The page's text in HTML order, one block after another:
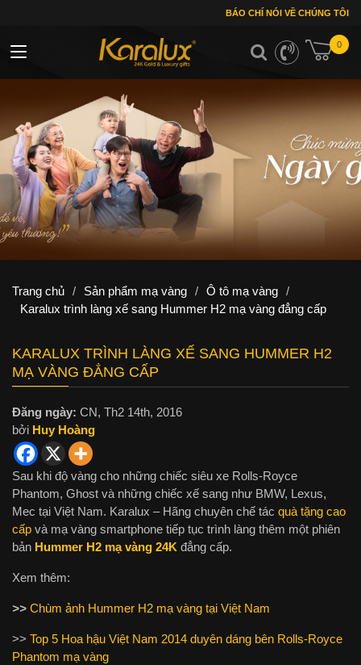
BÁO CHÍ NÓI VỀ CHÚNG TÔI
0
Toggle navigation
Trang chủ / Sản phẩm mạ vàng / Ô tô mạ vàng /
Karalux trình làng xế sang Hummer H2 mạ vàng đẳng cấp
KARALUX TRÌNH LÀNG XẾ SANG HUMMER H2
MẠ VÀNG ĐẲNG CẤP
Đăng ngày: CN, Th2 14th, 2016
bởi Huy Hoàng
Sau khi độ vàng cho những chiếc siêu xe Rolls-Royce
Phantom, Ghost và những chiếc xế sang như BMW, Lexus,
Mec tại Việt Nam. Karalux – Hãng chuyên chế tác quà tặng cao
cấp và mạ vàng smartphone tiếp tục trình làng thêm một phiên
bản Hummer H2 mạ vàng 24K đẳng cấp.
Xem thêm:
>> Chùm ảnh Hummer H2 mạ vàng tại Việt Nam
>> Top 5 Hoa hậu Việt Nam 2014 duyên dáng bên Rolls-Royce
Phantom mạ vàng